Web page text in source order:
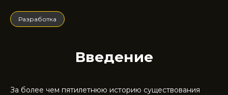
Разработка
Введение
За более чем пятилетнюю историю существования